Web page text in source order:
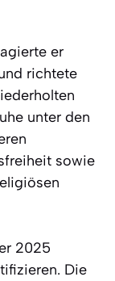
er
richtete
unter den
sowie
2025
Die